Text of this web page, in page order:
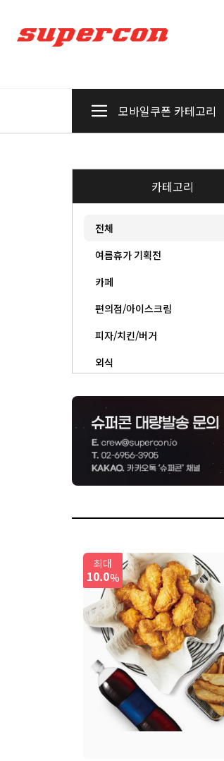
모바일쿠폰 카테고리
카테고리
전체
여름휴가 기획전
카페
편의점/아이스크림
피자/치킨/버거
외식
상품권/생활편의/기타
최대
10.0%